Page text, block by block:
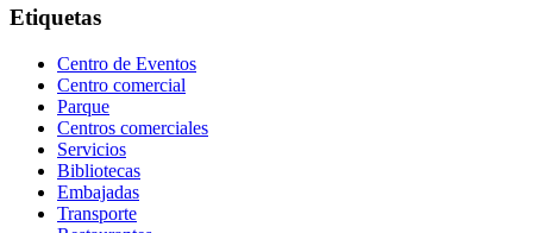
Etiquetas
Centro de Eventos
Centro comercial
Parque
Centros comerciales
Servicios
Bibliotecas
Embajadas
Transporte